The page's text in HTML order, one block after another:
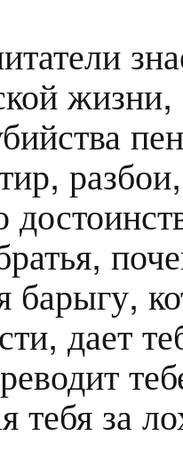
барыгу,
дает
тебя за